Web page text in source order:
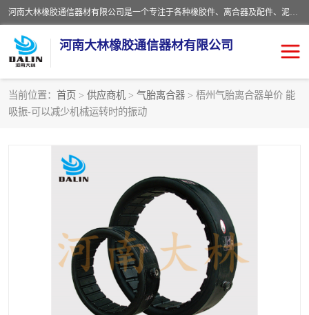
河南大林橡胶通信器材有限公司是一个专注于各种橡胶件、离合器及配件、泥浆泵及配件等产品设计制造和加工的企业。产品应用于矿山、冶金、石油、钢铁、化工、水泥、船舶、造纸、通用机械等各种大功率机械传动或制动装置。
河南大林橡胶通信器材有限公司
当前位置： 首页 > 供应商机 > 气胎离合器 > 梧州气胎离合器单价 能
吸振-可以减少机械运转时的振动
推盘离合器
VC离合器
气胎离合器
泥浆泵空气包胶囊 气动元件
DY隔膜式离合器 CB离合器
实芯轮胎